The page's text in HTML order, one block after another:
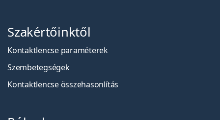
Szakértőinktől
Kontaktlencse paraméterek
Szembetegségek
Kontaktlencse összehasonlítás